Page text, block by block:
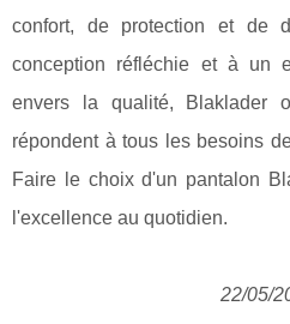
confort, de protection et de
conception réfléchie et à un
envers la qualité, Blaklader
répondent à tous les besoins
Faire le choix d'un pantalon
l'excellence au quotidien.
22/05/